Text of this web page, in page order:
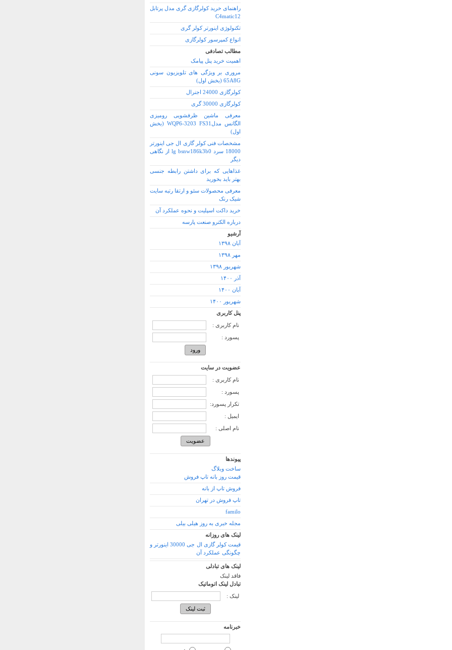
راهنمای خرید کولرگازی گری مدل پرتابل
C4matic12
تکنولوژی اینورتر کولر گری
انواع کمپرسور کولرگازی
مطالب تصادفی
اهمیت خرید پنل پیامک
مروری بر ویژگی های تلویزیون سونی
65A8G (بخش اول)
کولرگازی 24000 اجنرال
کولرگازی 30000 گری
معرفی ماشین ظرفشویی رومیزی
الگانس مدلWQP6-3203 FS31 (بخش
اول)
مشخصات فنی کولر گازی ال جی اینورتر
18000 سرد lg bsnw186k3b0 از نگاهی
دیگر
غذاهایی که برای داشتن رابطه جنسی
بهتر باید بخورید
معرفی محصولات سئو و ارتقا رتبه سایت
شیک رنک
خرید داکت اسپلیت و نحوه عملکرد آن
درباره الکترو صنعت پارسه
آرشیو
آبان ۱۳۹۸
مهر ۱۳۹۸
شهریور ۱۳۹۸
آذر ۱۴۰۰
آبان ۱۴۰۰
شهریور ۱۴۰۰
پنل کاربری
نام کاربری :
پسورد :
عضویت در سایت
نام کاربری :
پسورد :
تکرار پسورد:
ایمیل :
نام اصلی :
پیوندها
ساخت وبلاگ
قیمت روز بانه تاپ فروش
فروش تاپ از بانه
تاپ فروش در تهران
familo
مجله خبری به روز هیلی بیلی
لینک های روزانه
قیمت کولر گازی ال جی 30000 اینورتر و
چگونگی عملکرد آن
لینک های تبادلی
فاقد لینک
تبادل لینک اتوماتیک
لینک :
خبرنامه